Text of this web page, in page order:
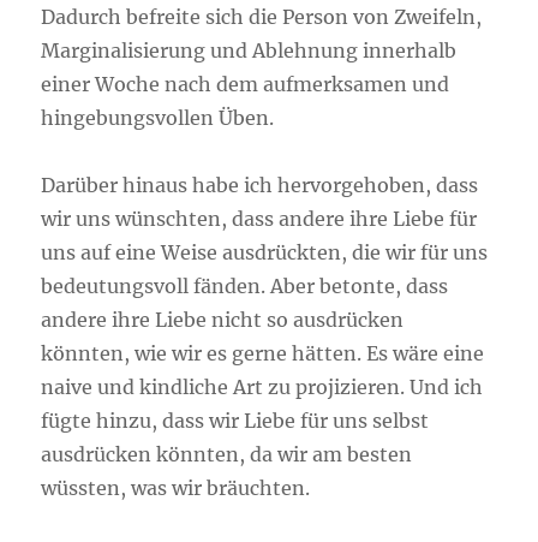
Dadurch befreite sich die Person von Zweifeln,
Marginalisierung und Ablehnung innerhalb
einer Woche nach dem aufmerksamen und
hingebungsvollen Üben.
Darüber hinaus habe ich hervorgehoben, dass
wir uns wünschten, dass andere ihre Liebe für
uns auf eine Weise ausdrückten, die wir für uns
bedeutungsvoll fänden. Aber betonte, dass
andere ihre Liebe nicht so ausdrücken
könnten, wie wir es gerne hätten. Es wäre eine
naive und kindliche Art zu projizieren. Und ich
fügte hinzu, dass wir Liebe für uns selbst
ausdrücken könnten, da wir am besten
wüssten, was wir bräuchten.